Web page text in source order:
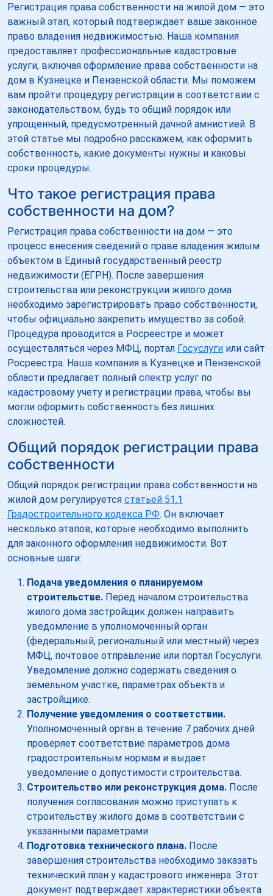
Регистрация права собственности на жилой дом — это
важный этап, который подтверждает ваше законное
право владения недвижимостью. Наша компания
предоставляет профессиональные кадастровые
услуги, включая оформление права собственности на
дом в Кузнецке и Пензенской области. Мы поможем
вам пройти процедуру регистрации в соответствии с
законодательством, будь то общий порядок или
упрощенный, предусмотренный дачной амнистией. В
этой статье мы подробно расскажем, как оформить
собственность, какие документы нужны и каковы
сроки процедуры.
Что такое регистрация права
собственности на дом?
Регистрация права собственности на дом — это
процесс внесения сведений о праве владения жилым
объектом в Единый государственный реестр
недвижимости (ЕГРН). После завершения
строительства или реконструкции жилого дома
необходимо зарегистрировать право собственности,
чтобы официально закрепить имущество за собой.
Процедура проводится в Росреестре и может
осуществляться через МФЦ, портал Госуслуги или сайт
Росреестра. Наша компания в Кузнецке и Пензенской
области предлагает полный спектр услуг по
кадастровому учету и регистрации права, чтобы вы
могли оформить собственность без лишних
сложностей.
Общий порядок регистрации права
собственности
Общий порядок регистрации права собственности на
жилой дом регулируется статьей 51.1
Градостроительного кодекса РФ. Он включает
несколько этапов, которые необходимо выполнить
для законного оформления недвижимости. Вот
основные шаги:
Подача уведомления о планируемом
строительстве. Перед началом строительства
жилого дома застройщик должен направить
уведомление в уполномоченный орган
(федеральный, региональный или местный) через
МФЦ, почтовое отправление или портал Госуслуги.
Уведомление должно содержать сведения о
земельном участке, параметрах объекта и
застройщике.
Получение уведомления о соответствии.
Уполномоченный орган в течение 7 рабочих дней
проверяет соответствие параметров дома
градостроительным нормам и выдает
уведомление о допустимости строительства.
Строительство или реконструкция дома. После
получения согласования можно приступать к
строительству жилого дома в соответствии с
указанными параметрами.
Подготовка технического плана. После
завершения строительства необходимо заказать
технический план у кадастрового инженера. Этот
документ подтверждает характеристики объекта